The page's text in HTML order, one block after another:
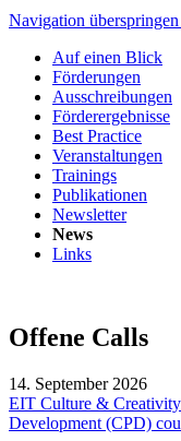
Navigation
Auf einen Blick
Förderungen
Ausschreibungen
Förderergebnisse
Best Practice
Veranstaltungen
Trainings
Publikationen
Newsletter
News
Links
Offene Calls
14. September 2026
EIT Culture &
Development (CPD)